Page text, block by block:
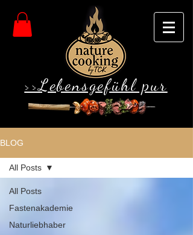
>>Lebensgefühl pur
BLOG
All Posts
Fastenakademie
Naturliebhaber
All Posts